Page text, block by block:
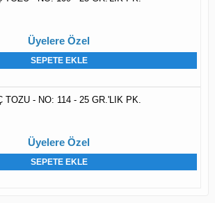
Üyelere Özel
SEPETE EKLE
TOZU - NO: 114 - 25 GR.'LIK PK.
Üyelere Özel
SEPETE EKLE